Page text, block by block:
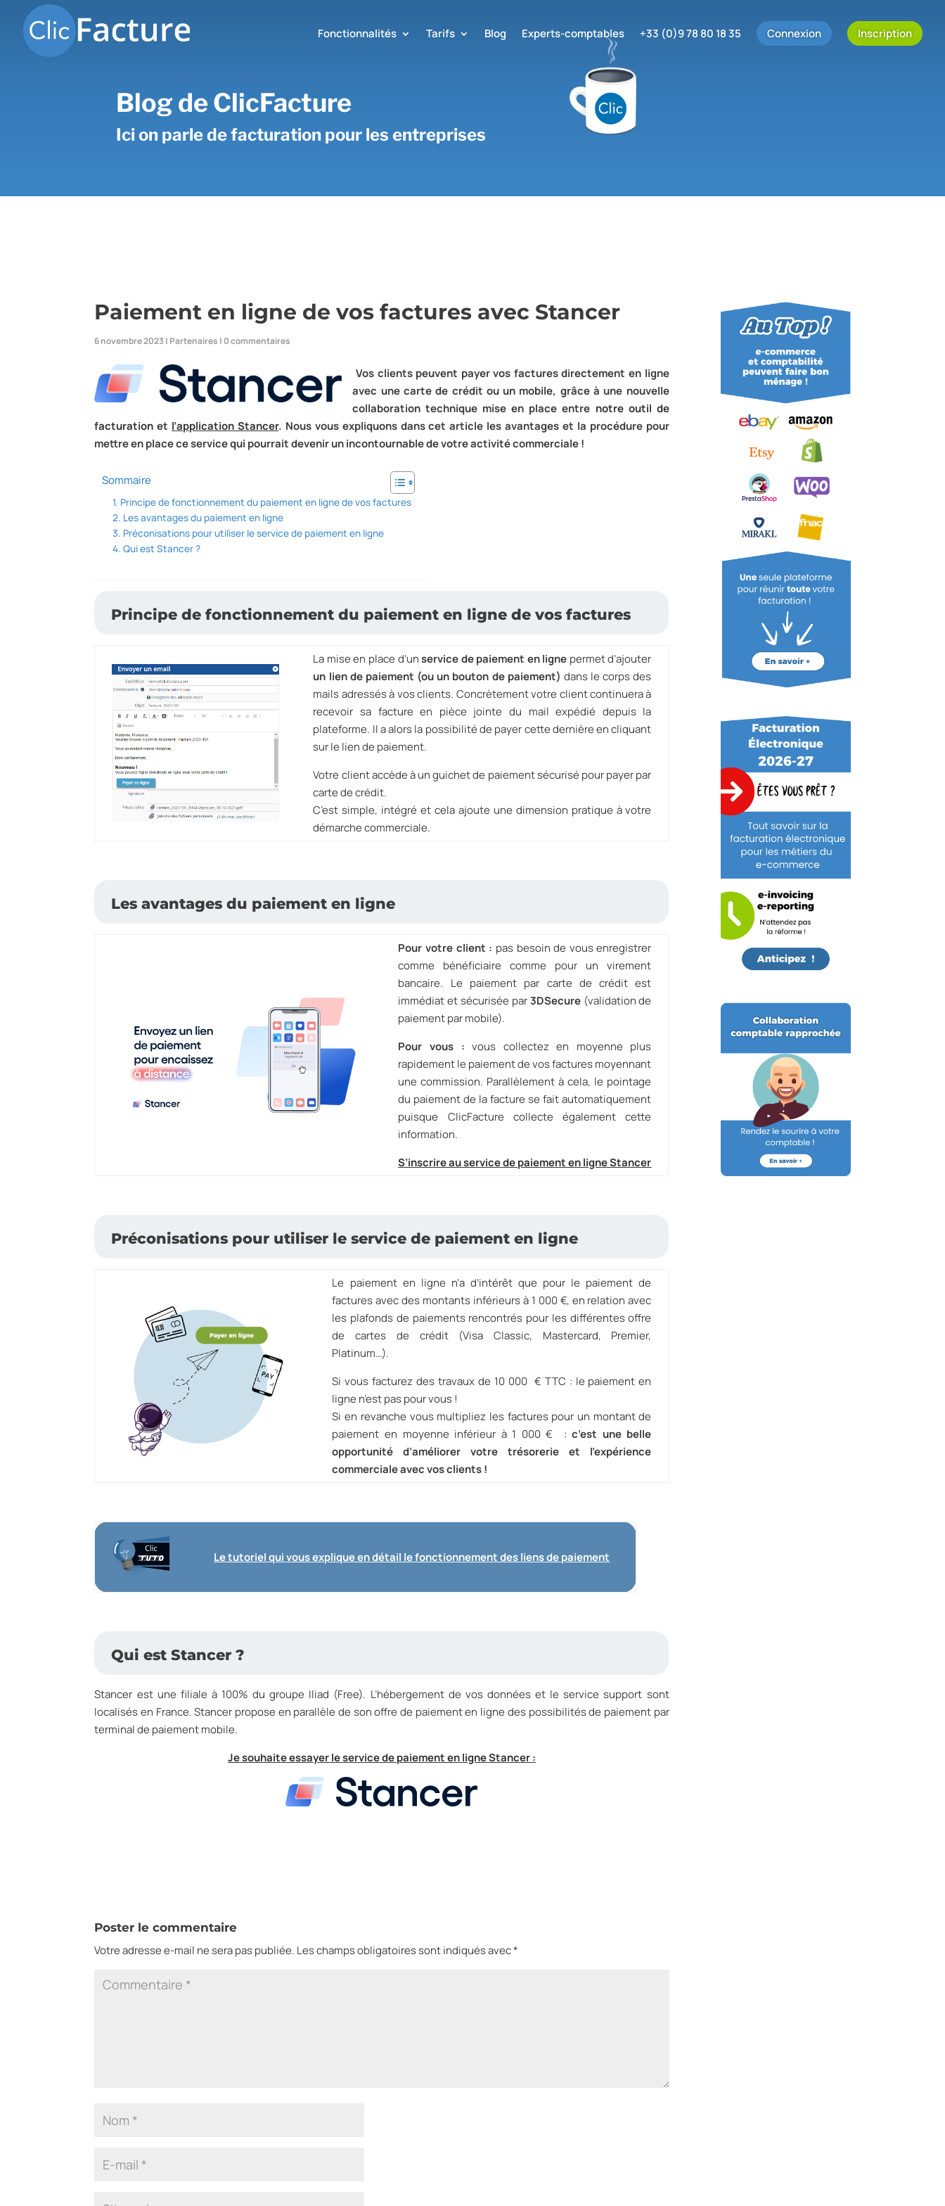
Fonctionnalités Tarifs Blog Experts-comptables +33 (0)9 78 80 18 35 Connexion Inscription
Blog de ClicFacture
Ici on parle de facturation pour les entreprises
Paiement en ligne de vos factures avec Stancer
6 novembre 2023 | Partenaires | 0 commentaires
Vos clients peuvent payer vos factures directement en ligne
avec une carte de crédit ou un mobile, grâce à une nouvelle
collaboration technique mise en place entre notre outil de
facturation et l’application Stancer. Nous vous expliquons dans cet article les avantages et la procédure pour
mettre enplace ce service qui pourrait devenir un incontournable de votre activité commerciale !
Sommaire
Principe de fonctionnement du paiement en ligne de vos factures
Les avantages du paiement en ligne
Préconisations pour utiliser le service de paiement en ligne
Qui est Stancer ?
Principe de fonctionnement du paiement en ligne de vos factures
La mise en place d’unservice de paiement en ligne permet d’ajouter
un lien de paiement (ou un bouton de paiement) dans le corps des
mails adressés à vos clients. Concrètement votre client continuera à
recevoir sa facture en pièce jointe du mail expédié depuis la
plateforme. Il a alors la possibilité de payer cette dernière en cliquant
sur le lien de paiement.
Votre client accède à un guichet de paiement sécurisé pour payer par
carte de crédit.
C’est simple, intégré et cela ajoute une dimension pratique à votre
démarche commerciale.
Les avantages du paiement en ligne
Pour votre client : pas besoin de vous enregistrer
comme bénéficiaire comme pour un virement
bancaire. Le paiement par carte de crédit est
immédiat et sécurisée par3DSecure(validation de
paiement par mobile).
Pour vous : vous collectez en moyenne plus
rapidement le paiement de vos factures moyennant
une commission. Parallèlement à cela, le pointage
du paiement de la facture se fait automatiquement
puisque ClicFacture collecte également cette
information.
S’inscrire au service de paiement en ligne Stancer
Préconisations pour utiliser le service de paiement en ligne
Le paiement en ligne n’a d’intérêt que pour le paiement de
factures avec des montants inférieurs à 1 000 €, en relation avec
les plafonds de paiements rencontrés pour les différentes offre
de cartes de crédit (Visa Classic, Mastercard, Premier,
Platinum…).
Si vous facturez des travaux de 10 000 € TTC : le paiement en
ligne n’est pas pour vous !
Si en revanche vous multipliez les factures pour un montant de
paiement en moyenne inférieur à 1 000 € :c’est une belle
opportunité d’améliorer votre trésorerie et l’expérience
commerciale avec vos clients !
Le tutoriel qui vous explique en détail le fonctionnement des liens de paiement
Qui est Stancer ?
Stancer est une filiale à 100% du groupe Iliad (Free). L’hébergement de vos données et le service support sont
localisés en France. Stancer propose en parallèle de son offre de paiement en ligne des possibilités de paiement par
terminal de paiement mobile.
Je souhaite essayer le service de paiement en ligne Stancer :
Poster le commentaire
Votre adresse e-mail ne sera pas publiée. Les champs obligatoires sont indiqués avec*